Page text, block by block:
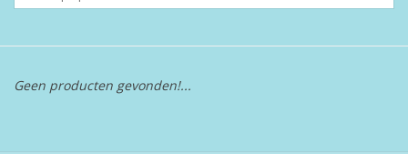
Puzzels & Spellen
Geen producten gevonden!...